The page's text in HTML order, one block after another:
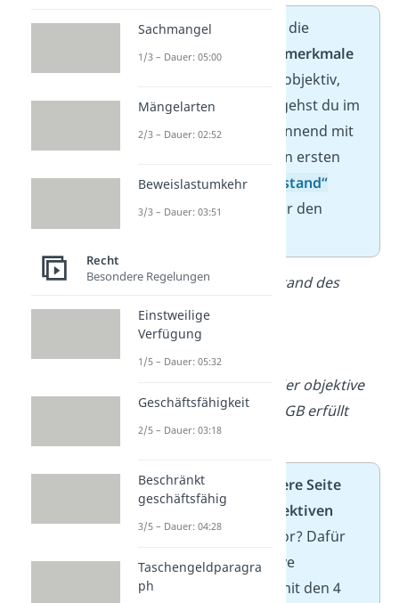
Ab hier geht es darum, die
einzelnenTatbestandsmerkmale
zu prüfen — zunächst objektiv,
dann subjektiv. Dafür gehst du im
Gutachtenstil vor, beginnend mit
für den ersten
Prüfungspunkt„Tatbestand“
und einem Obersatz für den
Dazu müsste der Tatbestand des
§ 242 I StGB erfüllt sein.
1) Objektiver Tatbestand
Dann müsste zunächst der objektive
Tatbestand des § 242 I StGB erfüllt
sein.
Hier prüfst du die
äußere Seite
der Tat
: Liegen die
objektiven
Merkmaleder Norm vor? Dafür
gehst du jedes objektive
Tatbestandsmerkmal mit den 4
Sachmangel
1/3 – Dauer: 05:00
Mängelarten
2/3 – Dauer: 02:52
Beweislastumkehr
3/3 – Dauer: 03:51
Recht
Besondere Regelungen
Einstweilige
Verfügung
1/5 – Dauer: 05:32
Geschäftsfähigkeit
2/5 – Dauer: 03:18
Beschränkt
geschäftsfähig
3/5 – Dauer: 04:28
Taschengeldparagra
ph